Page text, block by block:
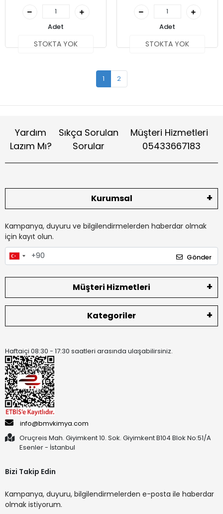
Adet
STOKTA YOK
Adet
STOKTA YOK
1 2
Yardım
Lazım Mı?
Sıkça Sorulan
Sorular
Müşteri Hizmetleri
05433667183
Kurumsal
Kampanya, duyuru ve bilgilendirmelerden haberdar olmak
için kayıt olun.
Gönder
Müşteri Hizmetleri
Kategoriler
Haftaiçi 08:30 - 17:30 saatleri arasında ulaşabilirsiniz.
info@bmvkimya.com
Oruçreis Mah. Giyimkent 10. Sok. Giyimkent B104 Blok No:51/A
Esenler - İstanbul
Bizi Takip Edin
Kampanya, duyuru, bilgilendirmelerden e-posta ile haberdar
olmak istiyorum.